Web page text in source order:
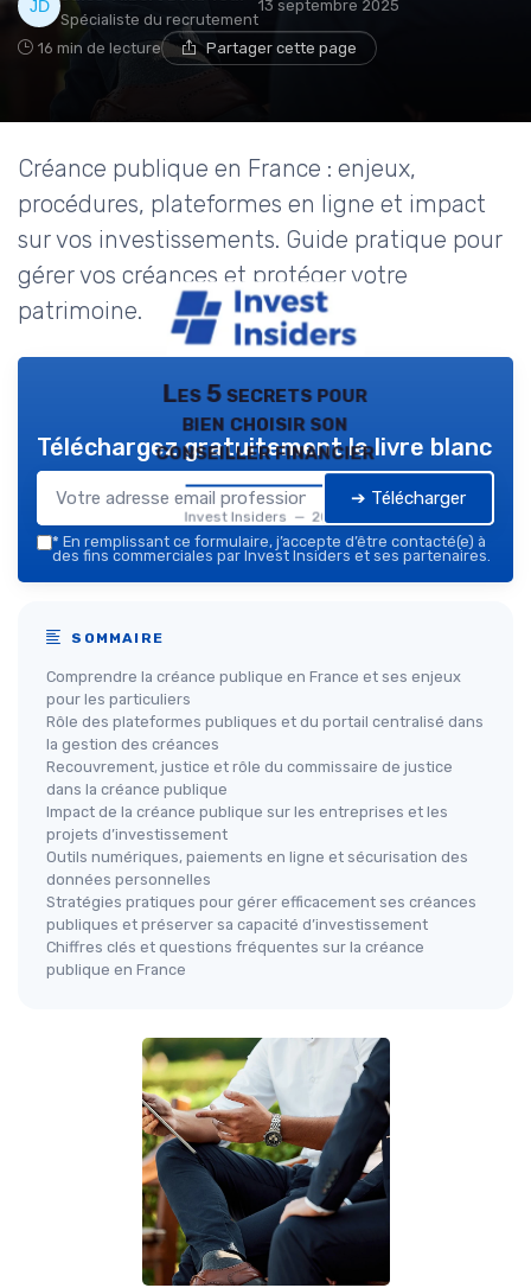
Spécialiste du recrutement
13 septembre 2025
16 min de lecture Partager cette page
Créance publique en France : enjeux,
procédures, plateformes en ligne et impact
sur vos investissements. Guide pratique pour
gérer vos créances et protéger votre
patrimoine.
Les 5 secrets pour
bien choisir son
conseiller financier
Invest Insiders — 2026
Téléchargez gratuitement le livre blanc
➔ Télécharger
* En remplissant ce formulaire, j’accepte d’être contacté(e) à
des fins commerciales par Invest Insiders et ses partenaires.
SOMMAIRE
Comprendre la créance publique en France et ses enjeux
pour les particuliers
Rôle des plateformes publiques et du portail centralisé dans
la gestion des créances
Recouvrement, justice et rôle du commissaire de justice
dans la créance publique
Impact de la créance publique sur les entreprises et les
projets d’investissement
Outils numériques, paiements en ligne et sécurisation des
données personnelles
Stratégies pratiques pour gérer efficacement ses créances
publiques et préserver sa capacité d’investissement
Chiffres clés et questions fréquentes sur la créance
publique en France